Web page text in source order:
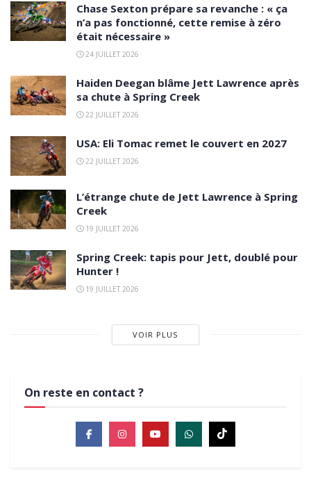
Chase Sexton prépare sa revanche : « ça
n’a pas fonctionné, cette remise à zéro
était nécessaire »
24 JUILLET 2026
Haiden Deegan blâme Jett Lawrence après
sa chute à Spring Creek
22 JUILLET 2026
USA: Eli Tomac remet le couvert en 2027
22 JUILLET 2026
L’étrange chute de Jett Lawrence à Spring
Creek
19 JUILLET 2026
Spring Creek: tapis pour Jett, doublé pour
Hunter !
19 JUILLET 2026
VOIR PLUS
On reste en contact ?